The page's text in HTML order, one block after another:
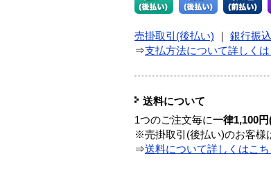
売掛取引(後払い) 銀行振
⇒支払方法について詳しくは
送料について
1つのご注文毎に一律1,100
※売掛取引(後払い)のお客様
⇒送料について詳しくはこち